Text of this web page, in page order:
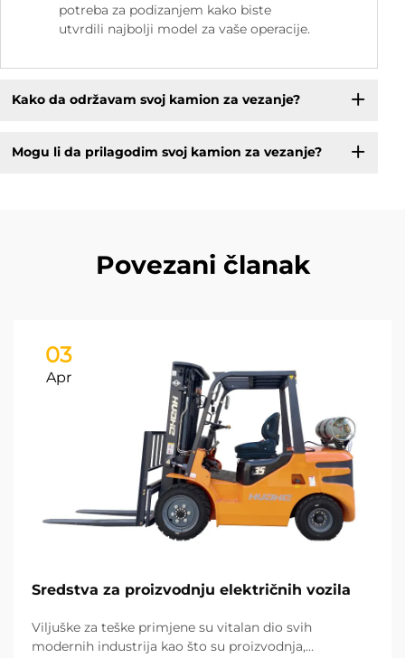
potreba za podizanjem kako biste
utvrdili najbolji model za vaše operacije.
Kako da održavam svoj kamion za vezanje?
Mogu li da prilagodim svoj kamion za vezanje?
Povezani članak
03
Apr
Sredstva za proizvodnju električnih vozila
Viljuške za teške primjene su vitalan dio svih
modernih industrija kao što su proizvodnja,